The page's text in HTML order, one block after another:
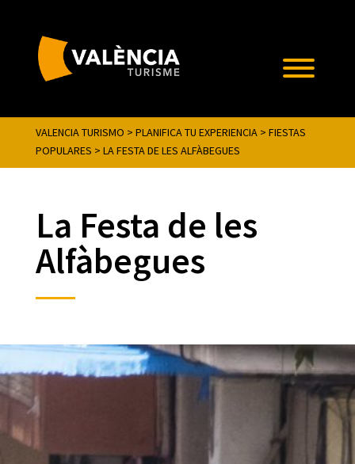
VALENCIA TURISMO > PLANIFICA TU EXPERIENCIA> FIESTAS
POPULARES > LA FESTA DE LES ALFÀBEGUES
La Festa de les
Alfàbegues